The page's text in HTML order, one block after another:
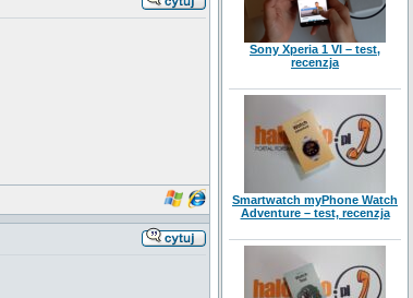
Sony Xperia 1 VI – test,
recenzja
Smartwatch myPhone Watch
Adventure – test, recenzja